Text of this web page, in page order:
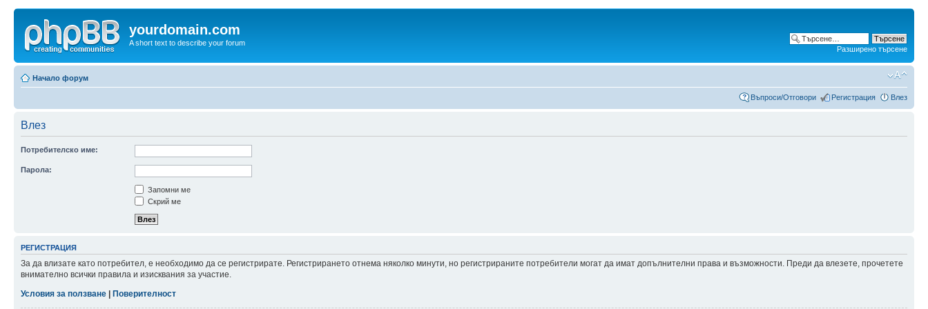
yourdomain.com
A short text to describe your forum
Разширено търсене
Начало форум
Въпроси/Отговори Регистрация Влез
Влез
Потребителско име:
Парола:
Запомни ме
Скрий ме
РЕГИСТРАЦИЯ
За да влизате като потребител, е необходимо да се регистрирате. Регистрирането отнема няколко минути, но регистрираните потребители могат да имат допълнителни права и възможности. Преди да влезете, прочетете
внимателно всички правила и изисквания за участие.
Условия за ползване
Поверителност